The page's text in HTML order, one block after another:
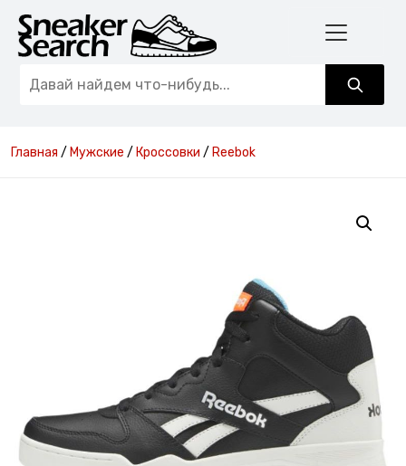
Главная / Мужские / Кроссовки / Reebok